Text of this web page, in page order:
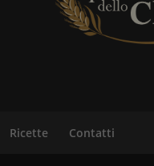
Ricette Contatti